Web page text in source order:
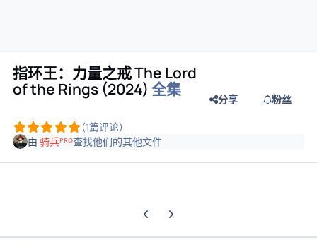
指环王：力量之戒 The Lord
of the Rings (2024)全集
(1篇评论)
分享 粉丝
由骑兵ᴾᴿᴼ查找他们的其他文件
上一张轮播幻灯片
下一张轮播幻灯片